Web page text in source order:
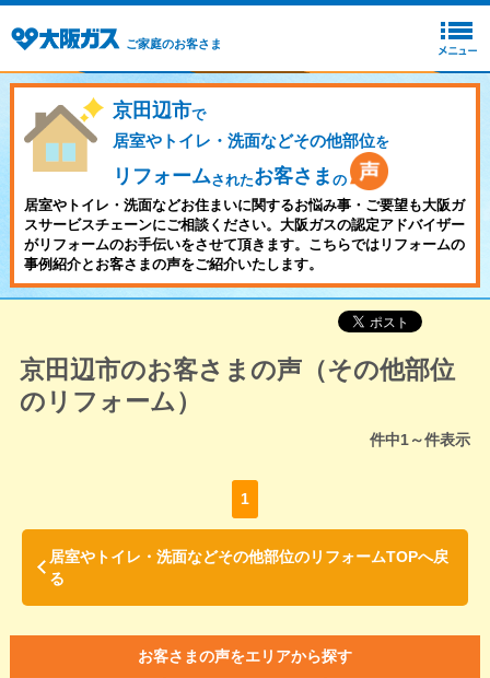
ご家庭のお客さま
京田辺市で
居室やトイレ・洗面などその他部位を
リフォームされたお客さま の
居室やトイレ・洗面などお住まいに関するお悩み事・ご要望も大阪ガ
スサービスチェーンにご相談ください。大阪ガスの認定アドバイザー
がリフォームのお手伝いをさせて頂きます。こちらではリフォームの
事例紹介とお客さまの声をご紹介いたします。
京田辺市のお客さまの声（その他部位
のリフォーム）
件中1～件表示
1
居室やトイレ・洗面などその他部位のリフォームTOPへ戻
る
お客さまの声をエリアから探す